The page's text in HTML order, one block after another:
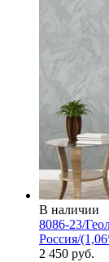
В наличии
8086-23/
Россия/
2 450 руб.